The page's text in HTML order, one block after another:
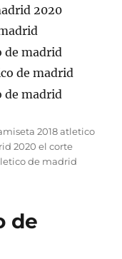
2018 atletico
2020 el corte
de madrid
de